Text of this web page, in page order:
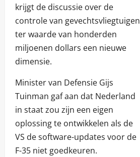
krijgt de discussie over de
controle van gevechtsvliegtuigen
ter waarde van honderden
miljoenen dollars een nieuwe
dimensie.
Minister van Defensie Gijs
Tuinman gaf aan dat Nederland
in staat zou zijn een eigen
oplossing te ontwikkelen als de
VS de software-updates voor de
F-35 niet goedkeuren.